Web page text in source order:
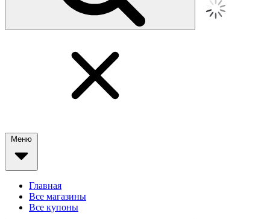
Меню
Главная
Все магазины
Все купоны